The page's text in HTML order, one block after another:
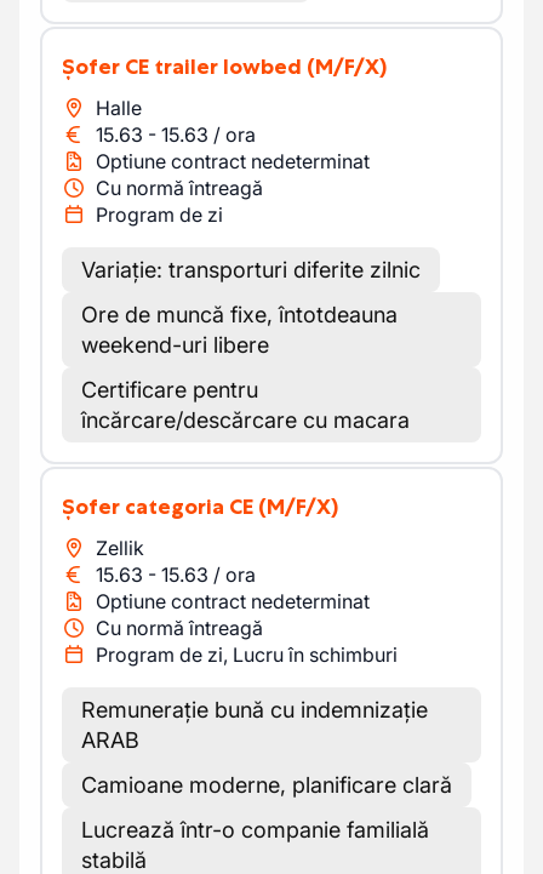
Șofer CE trailer lowbed (M/F/X)
Halle
15.63 - 15.63 / ora
Optiune contract nedeterminat
Cu normă întreagă
Program de zi
Variație: transporturi diferite zilnic
Ore de muncă fixe, întotdeauna
weekend-uri libere
Certificare pentru
încărcare/descărcare cu macara
Șofer categoria CE (M/F/X)
Zellik
15.63 - 15.63 / ora
Optiune contract nedeterminat
Cu normă întreagă
Program de zi, Lucru în schimburi
Remunerație bună cu indemnizație
ARAB
Camioane moderne, planificare clară
Lucrează într-o companie familială
stabilă